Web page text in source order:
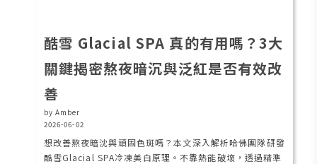
酷雪 Glacial SPA 真的有用嗎？3大
關鍵揭密熬夜暗沉與泛紅是否有效改
善
by Amber
2026-06-02
想改善熬夜暗沈與頑固色斑嗎？本文深入解析哈佛團隊研發
酷雪Glacial SPA冷凍美白原理。不靠熱能破壞，透過精準